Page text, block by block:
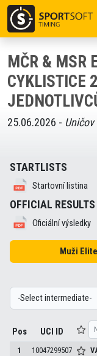
MČR & MSR
CYKLISTICE
25.06.2026 - Uničov
STARTLISTS
Startovní listina
OFFICIAL RESULTS
Oficiální výsledky
Muži
Pos UCI ID
1 10047299507